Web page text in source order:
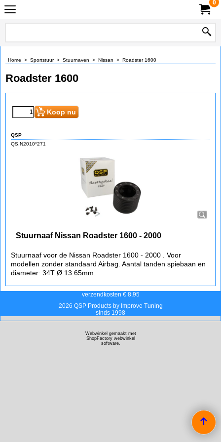
0
Home > Sportstuur> Stuurnaven > Nissan > Roadster 1600
Roadster 1600
Koop nu
QSP
QS.N2010*271
Stuurnaaf Nissan Roadster 1600 - 2000
Stuurnaaf voor de Nissan Roadster 1600 - 2000 . Voor
modellen zonder standaard Airbag. Aantal tanden spiebaan en
diameter: 34T Ø 13.65mm.
verzendkosten € 8,95
2026 QSP Products by Improve Tuning
sinds 1998
Webwinkel gemaakt met
ShopFactory webwinkel
software.